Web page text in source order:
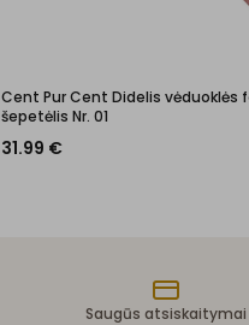
Cent Pur Cent Didelis vėduoklės
šepetėlis Nr. 01
31.99 €
Saugūs atsiskaitymai